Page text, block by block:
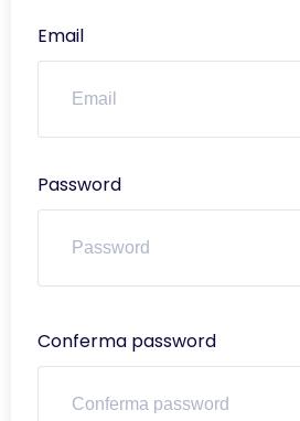
Email
Password
Conferma password